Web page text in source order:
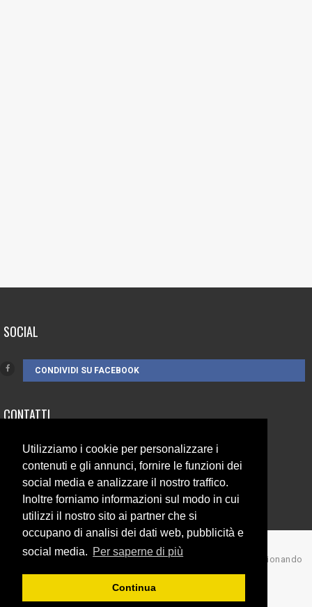
Utilizziamo i cookie per personalizzare i
contenuti e gli annunci, fornire le funzioni dei
social media e analizzare il nostro traffico.
Inoltre forniamo informazioni sul modo in cui
utilizzi il nostro sito ai partner che si
occupano di analisi dei dati web, pubblicità e
social media. Per saperne di più
Continua
SOCIAL
CONDIVIDI SU FACEBOOK
CONTATTI
3385262752
info@campionando.it
© Copyright 2017 Campionando
Back to top